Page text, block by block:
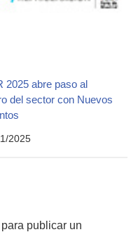
2025 abre paso al
del sector con Nuevos
2025
para publicar un